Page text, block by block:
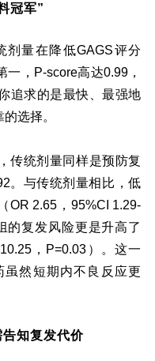
冠军”
剂量在降低GAGS评分
一，P-score高达0.99，
追求的是最快、最强地
选择。
传统剂量同样是预防复
。与传统剂量相比，低
OR 2.65，95%CI 1.29-
的复发风险更是升高了
，P=0.03）。这一
然短期内不良反应更
知复发代价